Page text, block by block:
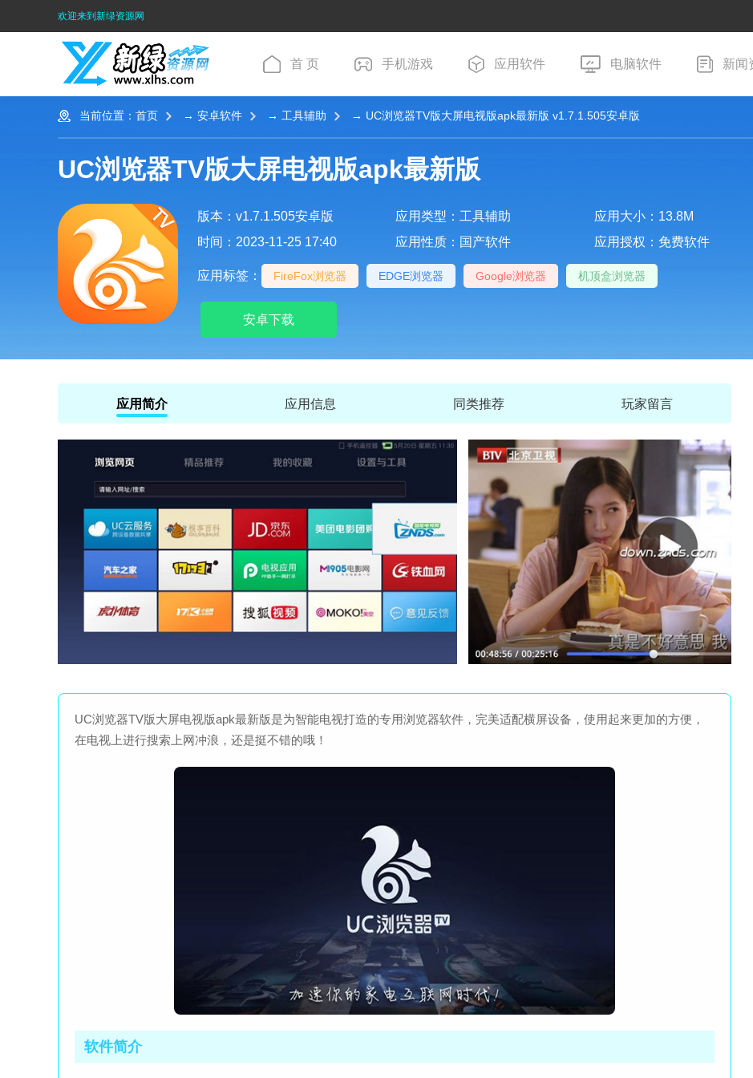
欢迎来到新绿资源网
首 页 手机游戏 应用软件 电脑软件 新闻
当前位置： 首页 → 安卓软件 → 工具辅助 → UC浏览器TV版大屏电视版apk最新版 v1.7.1.505安卓版
UC浏览器TV版大屏电视版apk最新版
版本：v1.7.1.505安卓版 应用类型：工具辅助
应用大小：13.8M
时间：2023-11-25 17:40
应用性质：国产软件 应用授权：免费软件
应用标签： FireFox浏览器 EDGE浏览器 Google浏览器 机顶盒浏览器
安卓下载
应用简介 应用信息 同类推荐 玩家留言
UC浏览器TV版大屏电视版apk最新版是为智能电视打造的专用浏览器软件，完美适配横屏设备，使用起来更加的方便，
在电视上进行搜索上网冲浪，还是挺不错的哦！
软件简介
影图APP官方最新版本
大小：15.3M 查看详情
神探清理app安卓版
大小：26.8M 查看详情
门课APP官方最新版
大小：52.0M 查看详情
大小：54.4M